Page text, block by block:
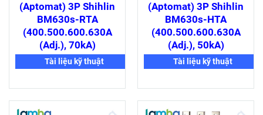
(Aptomat) 3P Shihlin
BM630s-RTA
(400.500.600.630A
(Adj.), 70kA)
Tài liệu kỹ thuật
(Aptomat) 3P Shihlin
BM630s-HTA
(400.500.600.630A
(Adj.), 50kA)
Tài liệu kỹ thuật